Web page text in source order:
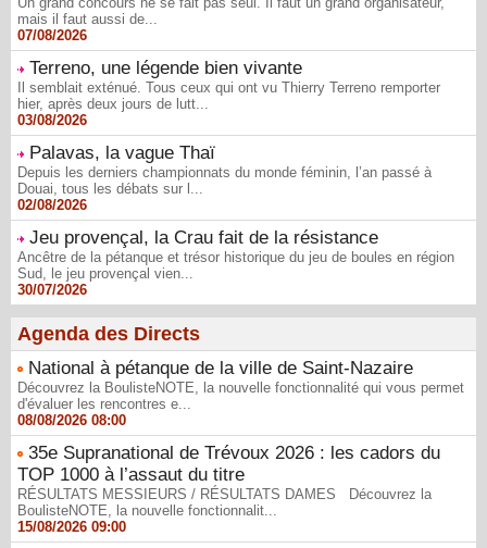
mais il faut aussi de...
07/08/2026
Terreno, une légende bien vivante
Il semblait exténué. Tous ceux qui ont vu Thierry Terreno remporter
hier, après deux jours de lutt...
03/08/2026
Palavas, la vague Thaï
Depuis les derniers championnats du monde féminin, l’an passé à
Douai, tous les débats sur l...
02/08/2026
Jeu provençal, la Crau fait de la résistance
Ancêtre de la pétanque et trésor historique du jeu de boules en région
Sud, le jeu provençal vien...
30/07/2026
Agenda des Directs
National à pétanque de la ville de Saint-Nazaire
Découvrez la BoulisteNOTE, la nouvelle fonctionnalité qui vous permet
d'évaluer les rencontres e...
08/08/2026 08:00
35e Supranational de Trévoux 2026 : les cadors du
TOP 1000 à l’assaut du titre
RÉSULTATS MESSIEURS / RÉSULTATS DAMES Découvrez la
BoulisteNOTE, la nouvelle fonctionnalit...
15/08/2026 09:00